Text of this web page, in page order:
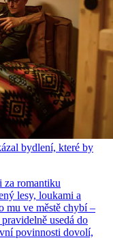
bydlení, které by
za romantiku
lesy, loukami a
mu ve městě chybí –
usedá do
povinnosti dovolí,